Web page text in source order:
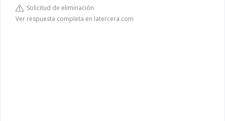
Solicitud de eliminación
Ver respuesta completa en latercera.com